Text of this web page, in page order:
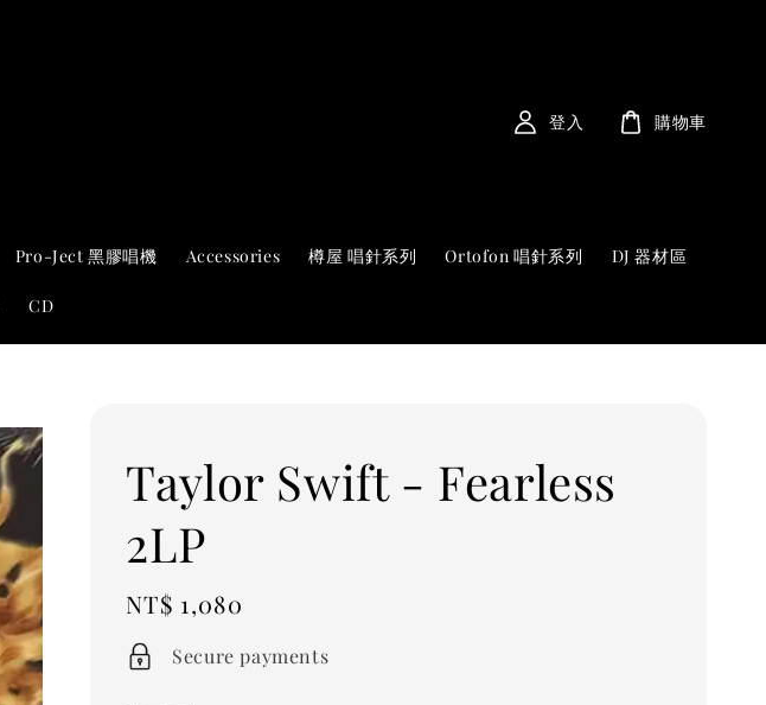
Pro-Ject 黑膠唱機 Accessories 樽屋 唱針系列 Ortofon 唱針系列 DJ 器材區
CD
登入 購物車
Taylor Swift - Fearless
2LP
Regular
price
NT$ 1,080
Secure payments